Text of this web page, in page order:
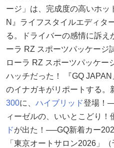
ージ」は、完成度の高いホッ
N』ライフスタイルエディタ
る。ドライバーの感情に訴
ーラ RZ スポーツパッケージ
ローラ RZ スポーツパッケー
ハッチだった！ 『GQ
のイナガキがリポートする。
300に、 ハイブリッド登場！
ィーゼルの、いいとこどり！
ドが出た！──GQ新着カー
「東京オートサロン2026」